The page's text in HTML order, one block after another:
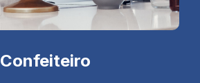
Confeiteiro